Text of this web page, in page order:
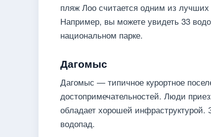
пляж Лоо считается одним из лучших
Например, вы можете увидеть 33
национальном парке.
Дагомыс
Дагомыс — типичное курортное
достопримечательностей. Люди
обладает хорошей
водопад.